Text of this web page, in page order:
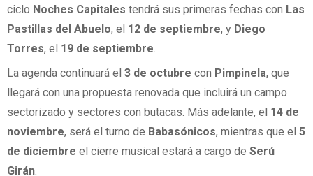
ciclo Noches Capitales tendrá sus primeras fechas con Las
Pastillas del Abuelo, el 12 de septiembre, y Diego
Torres, el 19 de septiembre.
La agenda continuará el 3 de octubre con Pimpinela, que
llegará con una propuesta renovada que incluirá un campo
sectorizado y sectores con butacas. Más adelante, el 14 de
noviembre, será el turno de Babasónicos, mientras que el 5
de diciembre el cierre musical estará a cargo de Serú
Girán.